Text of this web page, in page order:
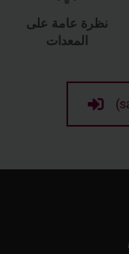
نظرة عامة على
المعدات